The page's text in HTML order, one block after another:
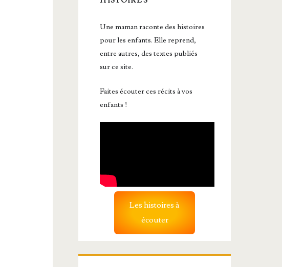
Une maman raconte des histoires
pour les enfants. Elle reprend,
entre autres, des textes publiés
sur ce site.
Faites écouter ces récits à vos
enfants !
Les histoires à
écouter